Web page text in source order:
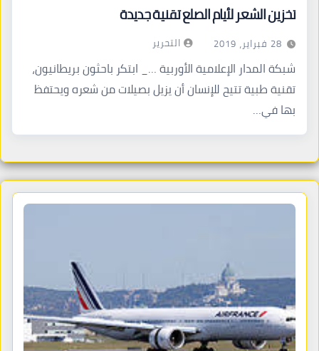
تخزين الشعر لأيام الصلع تقنية جديدة
28 فبراير، 2019 التحرير
شبكة المدار الإعلامية الأوربية …_ ابتكر باحثون بريطانيون،
تقنية طبية تتيح للإنسان أن يزيل بصيلات من شعره ويحتفظ
بها في…